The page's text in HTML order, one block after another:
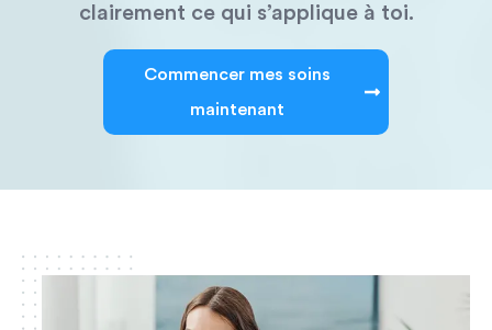
clairement ce qui s’applique à toi.
Commencer mes soins
maintenant